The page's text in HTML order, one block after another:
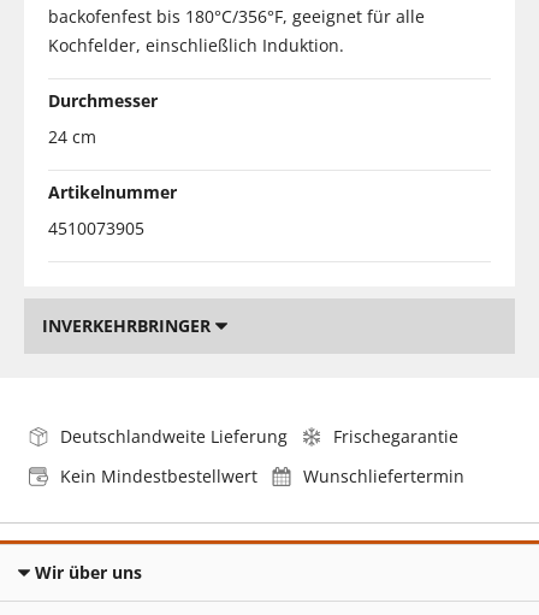
backofenfest bis 180°C/356°F, geeignet für alle
Kochfelder, einschließlich Induktion.
Durchmesser
24 cm
Artikelnummer
4510073905
INVERKEHRBRINGER
Deutschlandweite Lieferung
Frischegarantie
Kein Mindestbestellwert
Wunschliefertermin
Wir über uns